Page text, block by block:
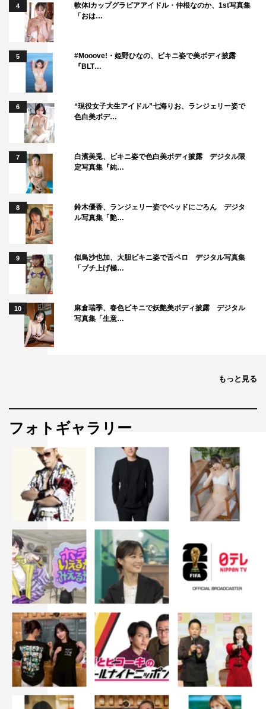
4
軟体Iカップグラビアアイドル・仲根なのか、1st写真集
「おは…
5
#Mooove!・姫野ひなの、ビキニ姿で美ボディ披露
『BLT…
6
“現役女子大生アイドル”七海りお、ランジェリー姿で
色白美ボデ…
7
白濱美兎、ビキニ姿で色白美ボディ披露 デジタル限
定写真集『純…
8
鈴木優香、ランジェリー姿でベッドにごろん デジタ
ル写真集「艶…
9
似鳥沙也加、大胆ビキニ姿で舌ペロ デジタル写真集
「ブチ上げ極…
10
麻倉瑞季、春色ビキニで妖艶美ボディ披露 デジタル
写真集「生意…
もっと見る
フォトギャラリー